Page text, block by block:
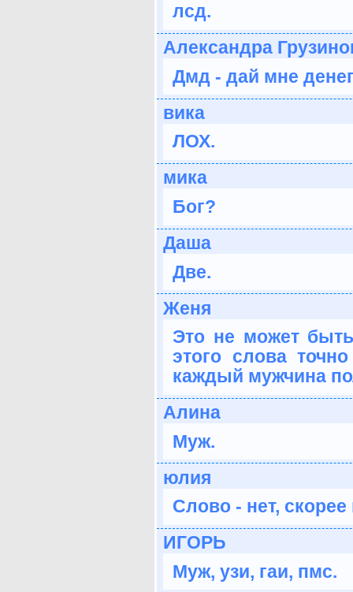
лсд.
Александра
Дмд - дай мне
вика
ЛОХ.
мика
Бог?
Даша
Две.
Женя
Это не может
этого слова
каждый мужчина
Алина
Муж.
юлия
Слово - нет, скорее
ИГОРЬ
Муж, узи, гаи, пмс.